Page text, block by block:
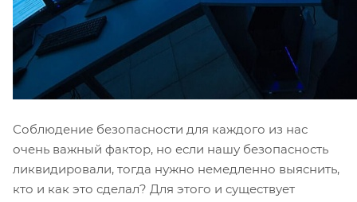
Соблюдение безопасности для каждого из нас
очень важный фактор, но если нашу безопасность
ликвидировали, тогда нужно немедленно выяснить,
кто и как это сделал? Для этого и существует